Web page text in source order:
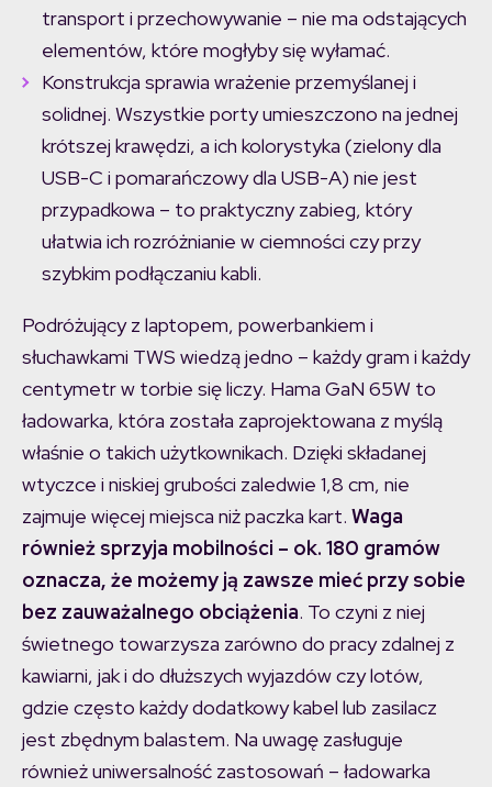
transport i przechowywanie – nie ma odstających
elementów, które mogłyby się wyłamać.
Konstrukcja sprawia wrażenie przemyślanej i
solidnej. Wszystkie porty umieszczono na jednej
krótszej krawędzi, a ich kolorystyka (zielony dla
USB-C i pomarańczowy dla USB-A) nie jest
przypadkowa – to praktyczny zabieg, który
ułatwia ich rozróżnianie w ciemności czy przy
szybkim podłączaniu kabli.
Podróżujący z laptopem, powerbankiem i
słuchawkami TWS wiedzą jedno – każdy gram i każdy
centymetr w torbie się liczy. Hama GaN 65W to
ładowarka, która została zaprojektowana z myślą
właśnie o takich użytkownikach. Dzięki składanej
wtyczce i niskiej grubości zaledwie 1,8 cm, nie
zajmuje więcej miejsca niż paczka kart. Waga
również sprzyja mobilności – ok. 180 gramów
oznacza, że możemy ją zawsze mieć przy sobie
bez zauważalnego obciążenia. To czyni z niej
świetnego towarzysza zarówno do pracy zdalnej z
kawiarni, jak i do dłuższych wyjazdów czy lotów,
gdzie często każdy dodatkowy kabel lub zasilacz
jest zbędnym balastem. Na uwagę zasługuje
również uniwersalność zastosowań – ładowarka